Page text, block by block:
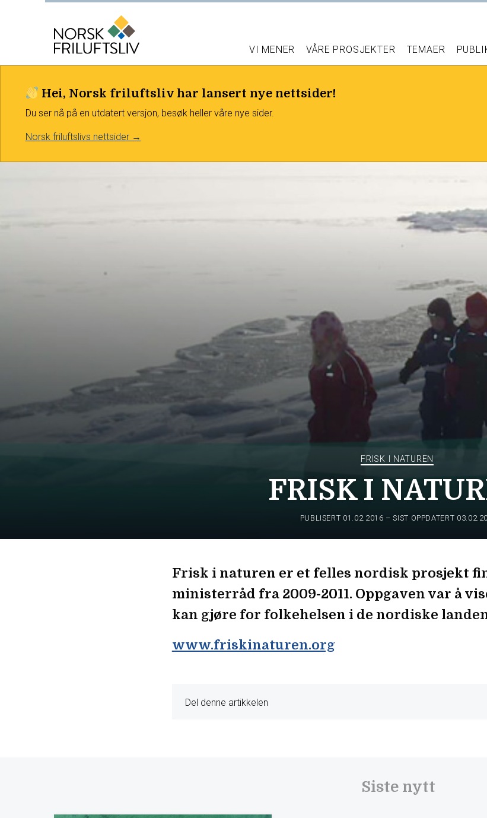
Hei, Norsk friluftsliv har lansert nye nettsider!
Du ser nå på en utdatert versjon, besøk heller våre nye sider.
Norsk friluftslivs nettsider →
VI MENER VÅRE PROSJEKTER TEMAER
FRISK I NATUREN
FRISK I
PUBLISERT 01.02.2016 – SIST OPPDATERT
Frisk i naturen er et felles nordisk prosjekt
ministerråd fra 2009-2011. Oppgaven var å
kan gjøre for folkehelsen i de nordiske
www.friskinaturen.org
Del denne artikkelen
Siste nytt
grunnlovsfestet – men
arbeidet fortsetter